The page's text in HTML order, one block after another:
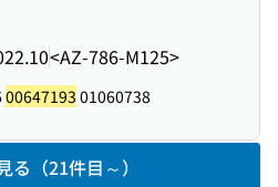
<AZ-786-M125>
00647193 01060738
る（21件目～）